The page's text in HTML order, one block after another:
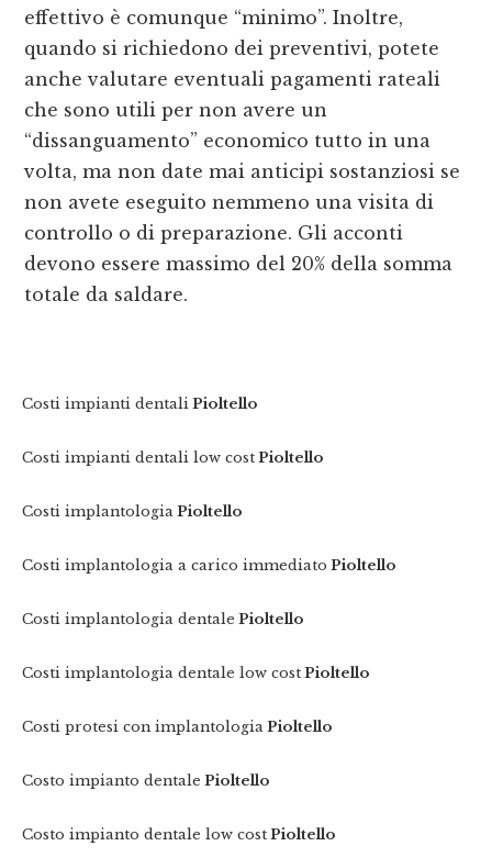
effettivo è comunque “minimo”. Inoltre,
quando si richiedono dei preventivi, potete
anche valutare eventuali pagamenti rateali
che sono utili per non avere un
“dissanguamento” economico tutto in una
volta, ma non date mai anticipi sostanziosi se
non avete eseguito nemmeno una visita di
controllo o di preparazione. Gli acconti
devono essere massimo del 20% della somma
totale da saldare.
Costi impianti dentali Pioltello
Costi impianti dentali low cost Pioltello
Costi implantologia Pioltello
Costi implantologia a carico immediato Pioltello
Costi implantologia dentale Pioltello
Costi implantologia dentale low cost Pioltello
Costi protesi con implantologia Pioltello
Costo impianto dentale Pioltello
Costo impianto dentale low cost Pioltello